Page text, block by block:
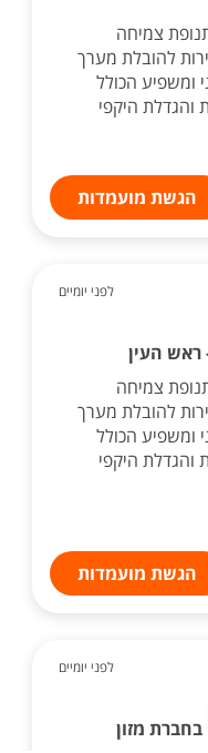
צמיחה
להובלת מערך
ומשפיע הכולל
והגדלת היקפי
הגשת מועמדות
לפני יומיים
ראש העין
צמיחה
להובלת מערך
ומשפיע הכולל
והגדלת היקפי
הגשת מועמדות
לפני יומיים
מזון